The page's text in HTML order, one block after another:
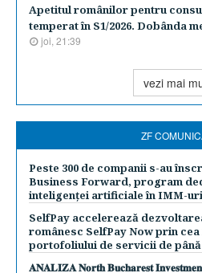
Apetitul românilor pentru
temperat în S1/2026. Dobânda
joi, 21:39
vezi mai
ZF
Peste 300 de companii s-au
Business Forward, program
inteligenței artificiale în IMM-uri
SelfPay accelerează
românesc SelfPay Now prin
portofoliului de servicii de până
𝐀𝐍𝐀𝐋𝐈𝐙𝐀 𝐍𝐨𝐫𝐭𝐡 𝐁𝐮𝐜𝐡𝐚𝐫𝐞𝐬𝐭